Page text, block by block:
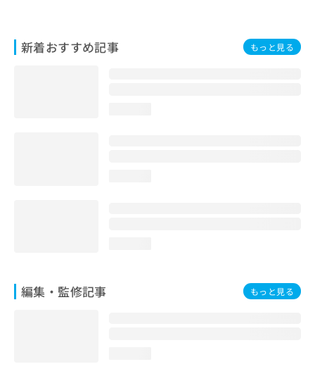
新着おすすめ記事 もっと見る
編集・監修記事 もっと見る
合